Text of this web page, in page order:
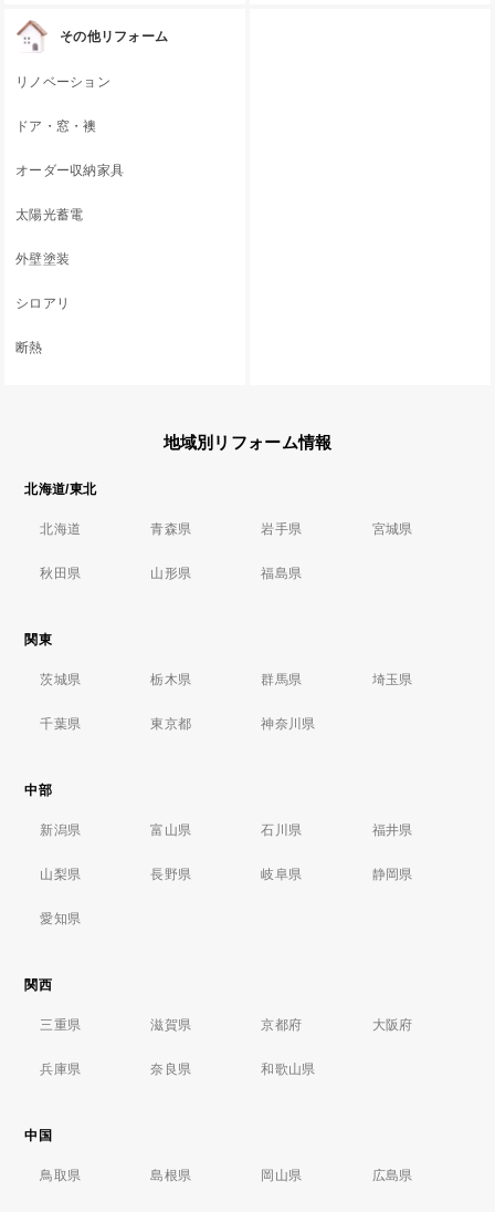
その他リフォーム
リノベーション
ドア・窓・襖
オーダー収納家具
太陽光蓄電
外壁塗装
シロアリ
断熱
地域別リフォーム情報
北海道/東北
北海道 青森県 岩手県 宮城県
秋田県 山形県 福島県
関東
茨城県 栃木県 群馬県 埼玉県
千葉県 東京都 神奈川県
中部
新潟県 富山県 石川県 福井県
山梨県 長野県 岐阜県 静岡県
愛知県
関西
三重県 滋賀県 京都府 大阪府
兵庫県 奈良県 和歌山県
中国
鳥取県 島根県 岡山県 広島県